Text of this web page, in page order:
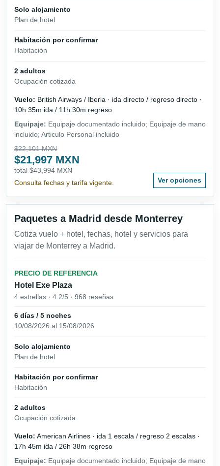
Solo alojamiento
Plan de hotel
Habitación por confirmar
Habitación
2 adultos
Ocupación cotizada
Vuelo: British Airways / Iberia · ida directo / regreso directo ·
10h 35m ida / 11h 30m regreso
Equipaje: Equipaje documentado incluido; Equipaje de mano
incluido; Articulo Personal incluido
$22,101 MXN
$21,997 MXN
total $43,994 MXN
Consulta fechas y tarifa vigente.
Ver opciones
Paquetes a Madrid desde Monterrey
Cotiza vuelo + hotel, fechas, hotel y servicios para
viajar de Monterrey a Madrid.
PRECIO DE REFERENCIA
Hotel Exe Plaza
4 estrellas · 4.2/5 · 968 reseñas
6 días / 5 noches
10/08/2026 al 15/08/2026
Solo alojamiento
Plan de hotel
Habitación por confirmar
Habitación
2 adultos
Ocupación cotizada
Vuelo: American Airlines · ida 1 escala / regreso 2 escalas ·
17h 45m ida / 26h 38m regreso
Equipaje: Equipaje documentado incluido; Equipaje de mano